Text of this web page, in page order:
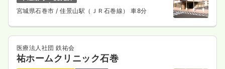
宮城県石巻市/ 佳景山駅（ＪＲ石巻線） 車8分
医療法人社団 鉄祐会
祐ホームクリニック石巻